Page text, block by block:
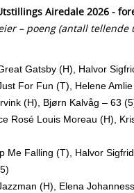
Airedale 2026 -
– poeng (antall
Gatsby (H), Halvor
For Fun (T), Helene
(H), Bjørn Kalvåg – 63
Rosé Louis Moreau (H),
Me Falling (T), Halvor
(H), Elena